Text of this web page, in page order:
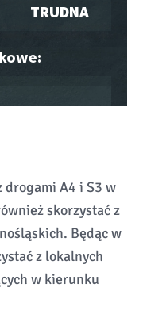
drogami A4 i S3 w
skorzystać z
Będąc w
z lokalnych
w kierunku